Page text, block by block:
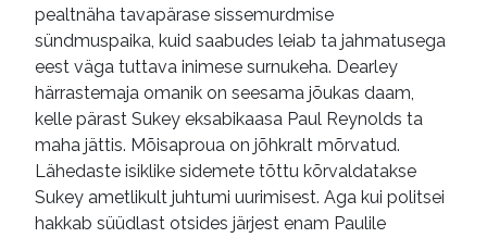
pealtnäha tavapärase sissemurdmise
sündmuspaika, kuid saabudes leiab ta jahmatusega
eest väga tuttava inimese surnukeha. Dearley
härrastemaja omanik on seesama jõukas daam,
kelle pärast Sukey eksabikaasa Paul Reynolds ta
maha jättis. Mõisaproua on jõhkralt mõrvatud.
Lähedaste isiklike sidemete tõttu kõrvaldatakse
Sukey ametlikult juhtumi uurimisest. Aga kui politsei
hakkab süüdlast otsides järjest enam Paulile